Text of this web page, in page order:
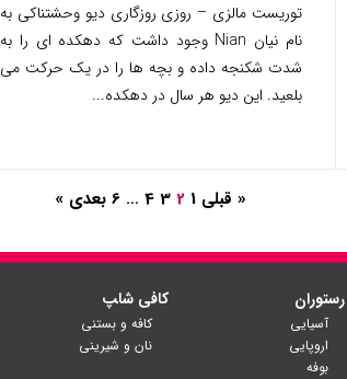
توریست مالزی – روزی روزگاری دیو وحشتناکی به
نام نیان Nian وجود داشت که دهکده ای را به
شدت شکنجه داده و بچه ها را در یک حرکت می
بلعید. این دیو هر سال در دهکده...
« قبلی 1
2
3
4
…
6 بعدی »
رستوران
آسیایی
اروپایی
بوفه
کافی شا‍پ
کافه و بستنی
نان و شیرینی